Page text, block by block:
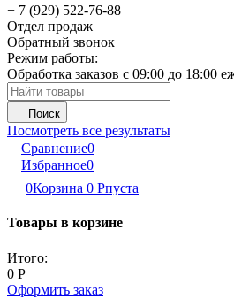
+ 7 (929) 522-76-88
Отдел продаж
Обратный звонок
Режим работы:
Обработка заказов с 09:00 до 18:00
Поиск
Посмотреть все результаты
Сравнение0
Избранное0
0Корзина 0 Рпуста
Товары в корзине
Итого:
0 Р
Оформить заказ